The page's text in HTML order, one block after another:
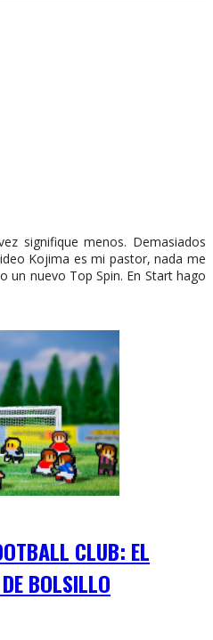
signifique menos. Demasiados
Kojima es mi pastor, nada me
un nuevo Top Spin. En Start hago
CLUB: EL
BOLSILLO